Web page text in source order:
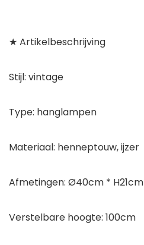
★ Artikelbeschrijving
Stijl: vintage
Type: hanglampen
Materiaal: henneptouw, ijzer
Afmetingen: Ø40cm * H21cm
Verstelbare hoogte: 100cm